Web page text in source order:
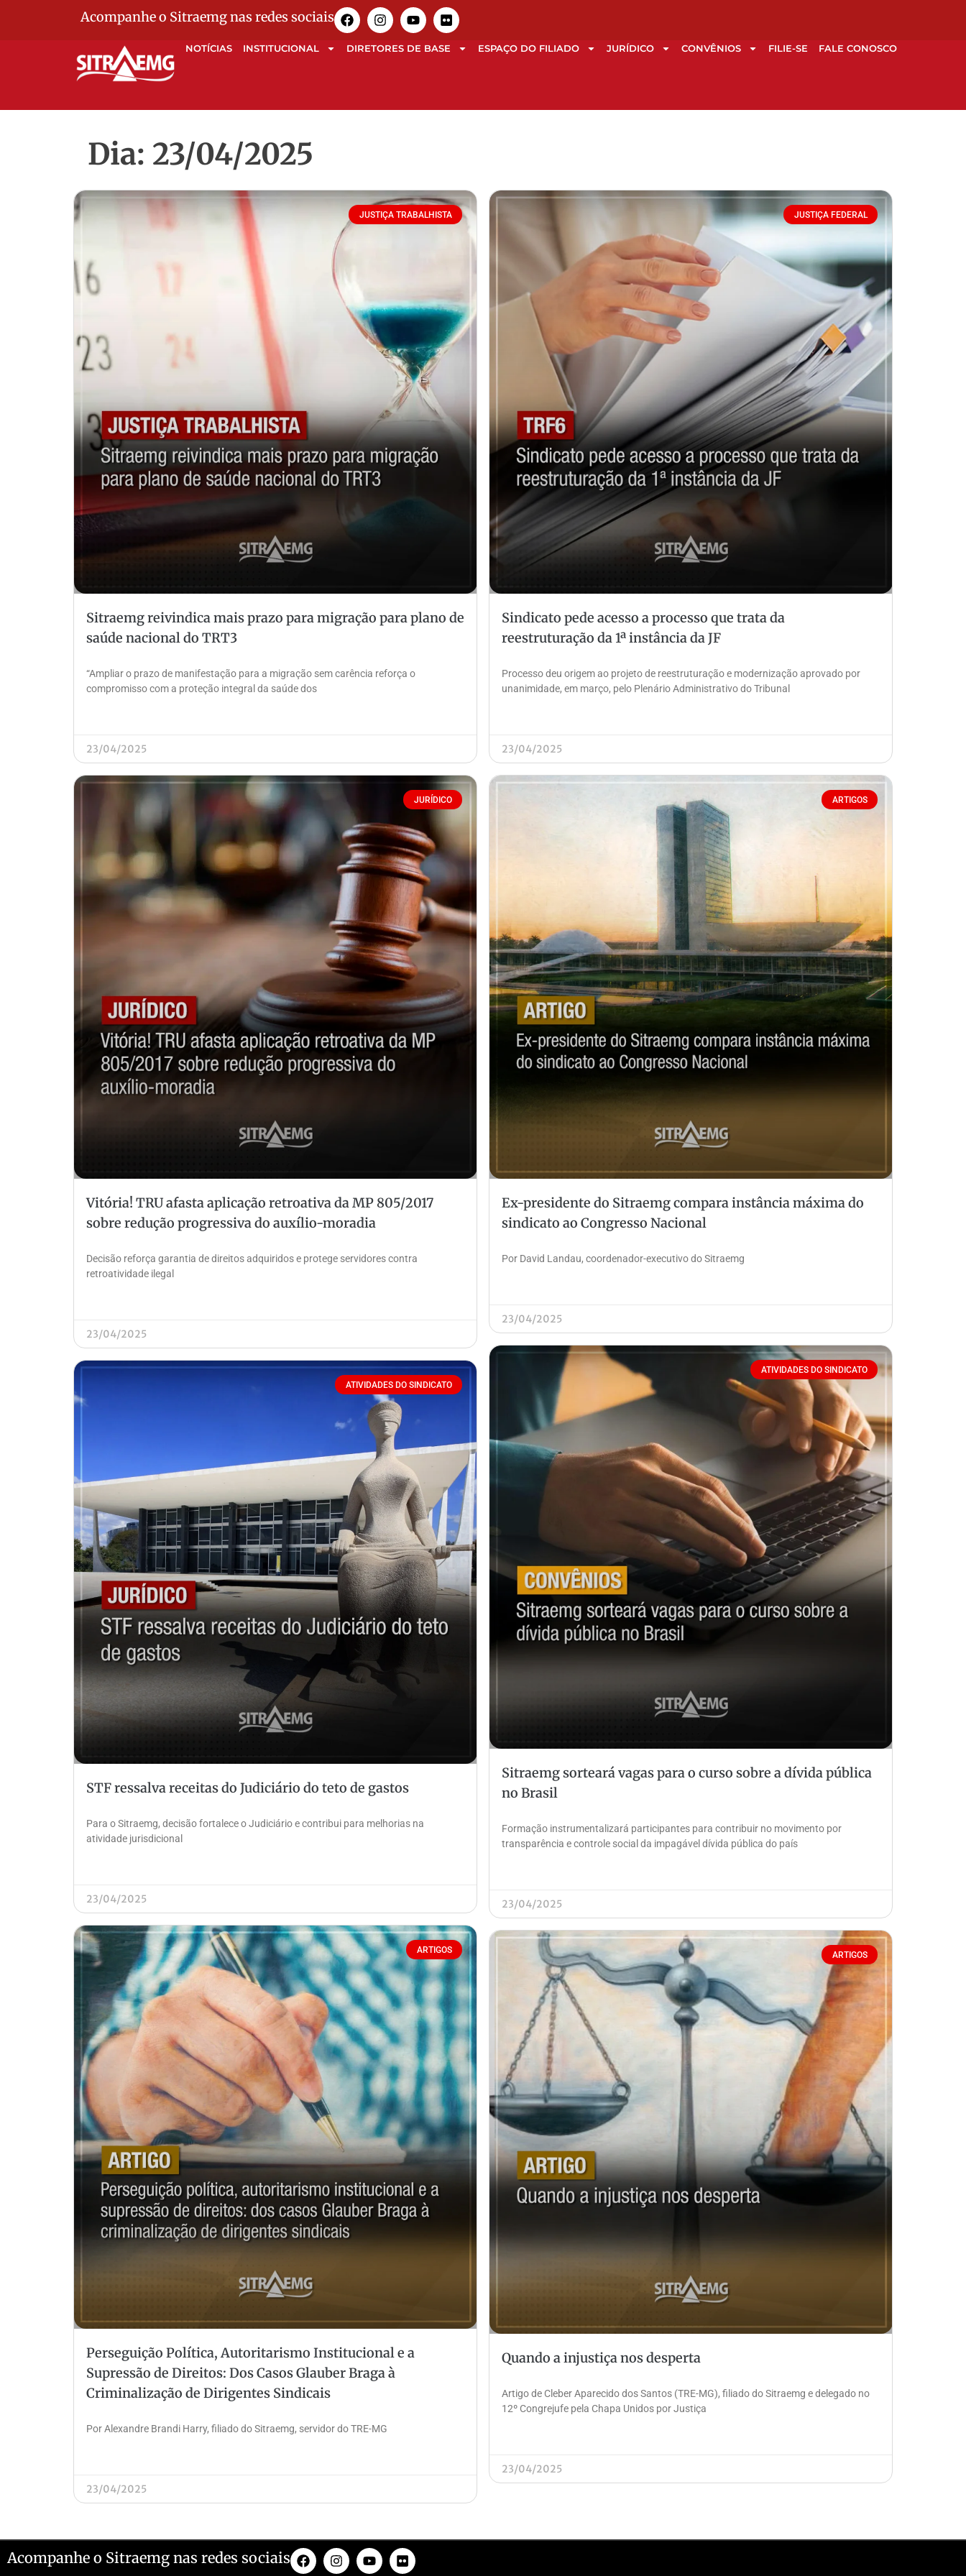
Acompanhe o Sitraemg nas redes sociais
NOTÍCIAS INSTITUCIONAL DIRETORES DE BASE ESPAÇO DO FILIADO JURÍDICO CONVÊNIOS FILIE-SE FALE CONOSCO
Dia: 23/04/2025
JUSTIÇA TRABALHISTA
Sitraemg reivindica mais prazo para migração para plano de
saúde nacional do TRT3
“Ampliar o prazo de manifestação para a migração sem carência reforça o
compromisso com a proteção integral da saúde dos
23/04/2025
JUSTIÇA FEDERAL
Sindicato pede acesso a processo que trata da
reestruturação da 1ª instância da JF
Processo deu origem ao projeto de reestruturação e modernização aprovado por
unanimidade, em março, pelo Plenário Administrativo do Tribunal
23/04/2025
JURÍDICO
Vitória! TRU afasta aplicação retroativa da MP 805/2017
sobre redução progressiva do auxílio-moradia
Decisão reforça garantia de direitos adquiridos e protege servidores contra
retroatividade ilegal
23/04/2025
ARTIGOS
Ex-presidente do Sitraemg compara instância máxima do
sindicato ao Congresso Nacional
Por David Landau, coordenador-executivo do Sitraemg
23/04/2025
ATIVIDADES DO SINDICATO
STF ressalva receitas do Judiciário do teto de gastos
Para o Sitraemg, decisão fortalece o Judiciário e contribui para melhorias na
atividade jurisdicional
23/04/2025
ATIVIDADES DO SINDICATO
Sitraemg sorteará vagas para o curso sobre a dívida pública
no Brasil
Formação instrumentalizará participantes para contribuir no movimento por
transparência e controle social da impagável dívida pública do país
23/04/2025
ARTIGOS
Perseguição Política, Autoritarismo Institucional e a
Supressão de Direitos: Dos Casos Glauber Braga à
Criminalização de Dirigentes Sindicais
Por Alexandre Brandi Harry, filiado do Sitraemg, servidor do TRE-MG
23/04/2025
ARTIGOS
Quando a injustiça nos desperta
Artigo de Cleber Aparecido dos Santos (TRE-MG), filiado do Sitraemg e delegado no
12º Congrejufe pela Chapa Unidos por Justiça
23/04/2025
Acompanhe o Sitraemg nas redes sociais